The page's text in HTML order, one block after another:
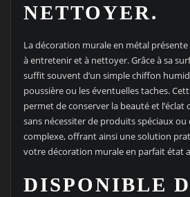
NETTOYER.
La décoration murale en métal présente
à entretenir et à nettoyer. Grâce à sa
suffit souvent d’un simple chiffon
poussière ou les éventuelles taches.
permet de conserver la beauté et
sans nécessiter de produits spéciaux
complexe, offrant ainsi une solution
votre décoration murale en parfait état
DISPONIBLE